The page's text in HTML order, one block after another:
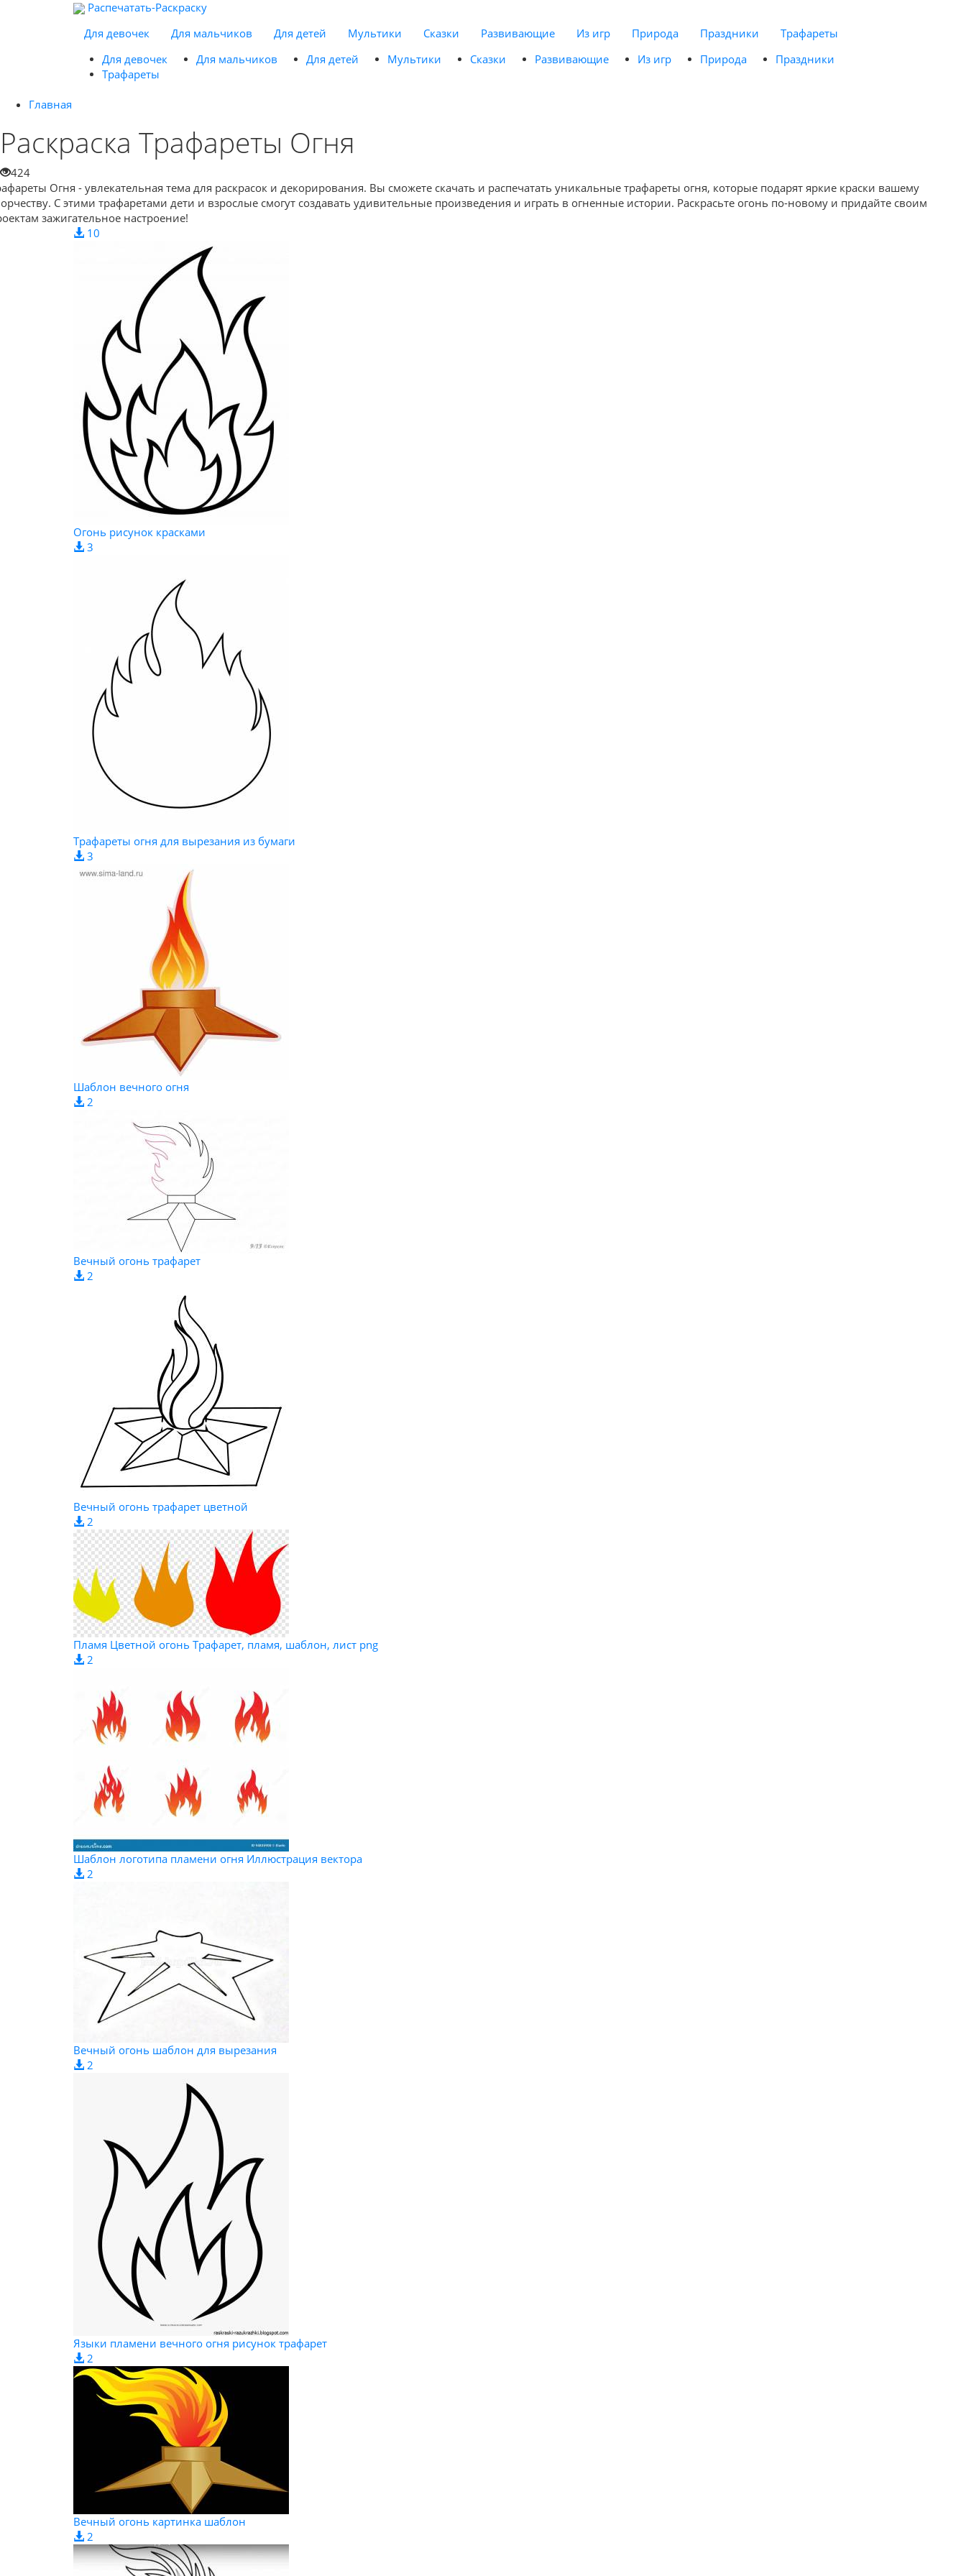
Распечатать-Раскраску
Для девочек
Для мальчиков Для детей Мультики Сказки Развивающие Из игр Природа Праздники
Трафареты
Для девочек
Для мальчиков Для детей Мультики Сказки Развивающие Из игр Природа
Праздники
Трафареты
Главная
Раскраска Трафареты Огня
424
Огня - увлекательная тема для раскрасок и декорирования. Вы сможете скачать и распечатать уникальные трафареты огня, которые подарят яркие краски вашему
С этими трафаретами дети и взрослые смогут создавать удивительные произведения и играть в огненные истории. Раскрасьте огонь по-новому и придайте своим
зажигательное настроение!
10
Огонь рисунок красками
3
Трафареты огня для вырезания из бумаги
3
Шаблон вечного огня
2
Вечный огонь трафарет
2
Вечный огонь трафарет цветной
2
Пламя Цветной огонь Трафарет, пламя, шаблон, лист png
2
Шаблон логотипа пламени огня Иллюстрация вектора
2
Вечный огонь шаблон для вырезания
2
Языки пламени вечного огня рисунок трафарет
2
Вечный огонь картинка шаблон
2